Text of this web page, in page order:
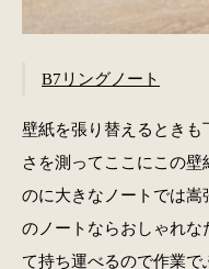
B7リングノート
壁紙を張り替えるときも
さを測ってここにこの
のに大きなノートでは
のノートならおしゃれ
て持ち運べるので作業で